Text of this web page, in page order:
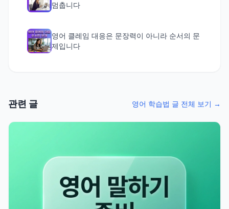
멈춥니다
영어 클레임 대응은 문장력이 아니라 순서의 문
제입니다
관련 글 영어 학습법 글 전체 보기 →